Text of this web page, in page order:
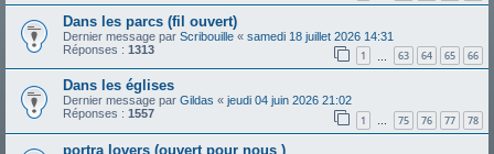
Dans les parcs (fil ouvert)
Dernier message par Scribouille « samedi 18 juillet 2026 14:31
Réponses : 1313 1 63 64 65 66
Dans les églises
Dernier message par Gildas « jeudi 04 juin 2026 21:02
Réponses : 1557 1 … 75 76 77 78
portra lovers (ouvert pour nous )